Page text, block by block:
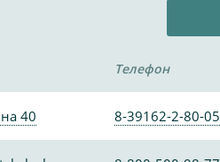
Телефон
40 8-39162-2-80-05